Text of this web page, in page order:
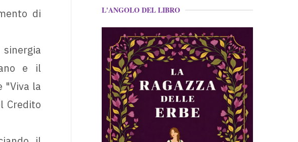
di
e il
"Viva la
Credito
L'ANGOLO DEL LIBRO